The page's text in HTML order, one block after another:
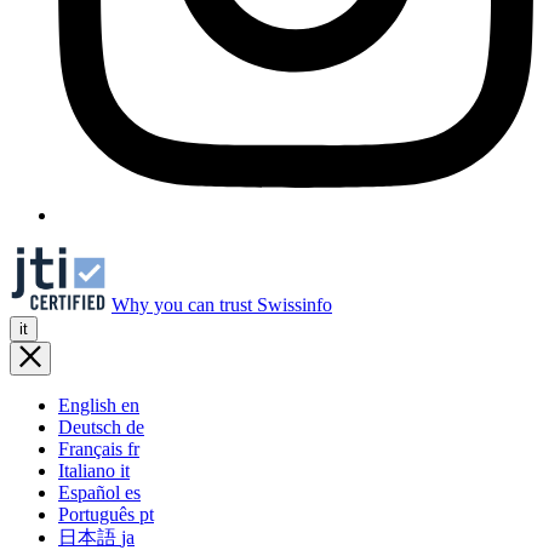
Why you can trust Swissinfo
it
English en
Deutsch de
Français fr
Italiano it
Español es
Português pt
日本語 ja